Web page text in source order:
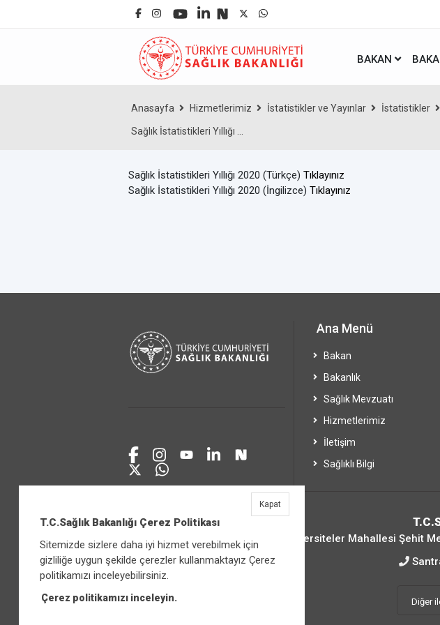
BAKAN
Anasayfa Hizmetlerimiz İstatistikler ve Yayınlar İstatistikler
Sağlık İstatistikleri Yıllığı ...
Sağlık İstatistikleri Yıllığı 2020 (Türkçe) Tıklayınız
Sağlık İstatistikleri Yıllığı 2020 (İngilizce) Tıklayınız
Ana Menü
Bakan
Bakanlık
Sağlık Mevzuatı
Hizmetlerimiz
İletişim
Sağlıklı Bilgi
Üniversiteler Mahallesi Şehit
Diğer
T.C.Sağlık Bakanlığı Çerez Politikası
Sitemizde sizlere daha iyi hizmet verebilmek için
gizliliğe uygun şekilde çerezler kullanmaktayız Çerez
politikamızı inceleyebilirsiniz.
Çerez politikamızı inceleyin.
Kapat